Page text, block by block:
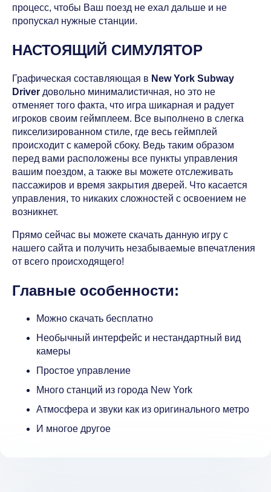
процесс, чтобы Ваш поезд не ехал дальше и не
пропускал нужные станции.
НАСТОЯЩИЙ СИМУЛЯТОР
Графическая составляющая в New York Subway
Driver довольно минималистичная, но это не
отменяет того факта, что игра шикарная и радует
игроков своим геймплеем. Все выполнено в слегка
пикселизированном стиле, где весь геймплей
происходит с камерой сбоку. Ведь таким образом
перед вами расположены все пункты управления
вашим поездом, а также вы можете отслеживать
пассажиров и время закрытия дверей. Что касается
управления, то никаких сложностей с освоением не
возникнет.
Прямо сейчас вы можете скачать данную игру с
нашего сайта и получить незабываемые впечатления
от всего происходящего!
Главные особенности:
Можно скачать бесплатно
Необычный интерфейс и нестандартный вид
камеры
Простое управление
Много станций из города New York
Атмосфера и звуки как из оригинального метро
И многое другое